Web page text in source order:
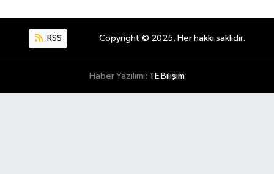
RSS Copyright © 2025. Her hakkı saklıdır.
Haber Yazılımı: TE Bilişim